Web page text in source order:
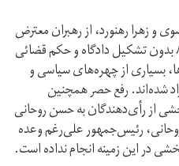
و زهرا رهنورد، از رهبران معترض
به نتایج انتخابات ۸۸، از بهمن‌ماه ۸۹ بدون تشکیل دادگاه و حکم قضائی
بسیاری از چهره‌های سیاسی و
شده‌اند. رفع حصر همچنین
از رأی‌دهندگان به حسن روحانی
و ۹۶ بود. حسن روحانی، رئیس‌جمهور علی‌رغم وعده
در این زمینه انجام نداده است.